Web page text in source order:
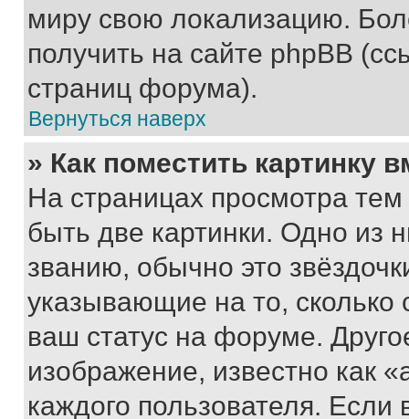
миру свою локализацию.
получить на сайте phpBB
страниц форума).
Вернуться наверх
» Как поместить картинку
На страницах просмотра
быть две картинки. Одно из
званию, обычно это
указывающие на то,
ваш статус на форуме.
изображение, известно как
каждого пользователя.